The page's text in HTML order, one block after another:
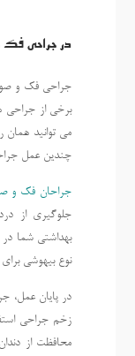
در جراحی فک
جراحی فک و
برخی از جراحی
می توانید همان
چندین عمل
جراحان فک و
جلوگیری از
بهداشتی شما در
نوع بیهوشی
در پایان عمل،
زخم جراحی
محافظت از